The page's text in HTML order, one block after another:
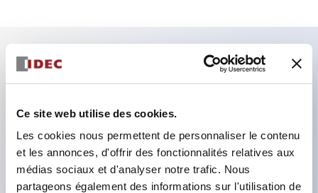
Ce site web utilise des cookies.
Les cookies nous permettent de personnaliser le contenu
et les annonces, d'offrir des fonctionnalités relatives aux
médias sociaux et d'analyser notre trafic. Nous
partageons également des informations sur l'utilisation de
Fixation par regroupement possible
Le commutateur sélecteur avec clé adopte une
structure à goupille à cylindre haute sécurité
La structure de protection est IP65 (IEC60529)